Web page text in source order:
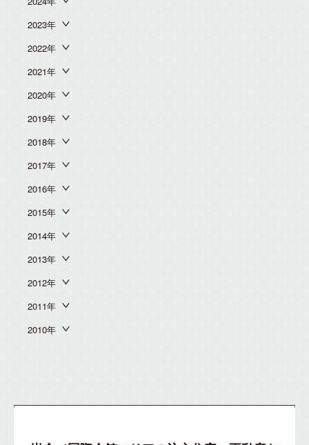
2023年
2022年
2021年
2020年
2019年
2018年
2017年
2016年
2015年
2014年
2013年
2012年
2011年
2010年